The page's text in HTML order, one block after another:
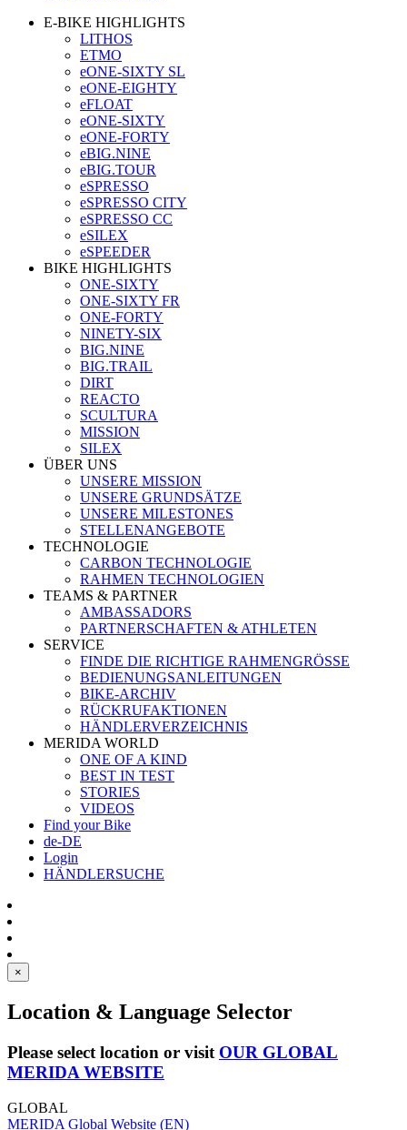
E-BIKE HIGHLIGHTS
LITHOS
ETMO
eONE-SIXTY SL
eONE-EIGHTY
eFLOAT
eONE-SIXTY
eONE-FORTY
eBIG.NINE
eBIG.TOUR
eSPRESSO
eSPRESSO CITY
eSPRESSO CC
eSILEX
eSPEEDER
BIKE HIGHLIGHTS
ONE-SIXTY
ONE-SIXTY FR
ONE-FORTY
NINETY-SIX
BIG.NINE
BIG.TRAIL
DIRT
REACTO
SCULTURA
MISSION
SILEX
ÜBER UNS
UNSERE MISSION
UNSERE GRUNDSÄTZE
UNSERE MILESTONES
STELLENANGEBOTE
TECHNOLOGIE
CARBON TECHNOLOGIE
RAHMEN TECHNOLOGIEN
TEAMS & PARTNER
AMBASSADORS
PARTNERSCHAFTEN & ATHLETEN
SERVICE
FINDE DIE RICHTIGE RAHMENGRÖSSE
BEDIENUNGSANLEITUNGEN
BIKE-ARCHIV
RÜCKRUFAKTIONEN
HÄNDLERVERZEICHNIS
MERIDA WORLD
ONE OF A KIND
BEST IN TEST
STORIES
VIDEOS
Find your Bike
de-DE
Login
HÄNDLERSUCHE
×
Location & Language Selector
Please select location or visit OUR GLOBAL
MERIDA WEBSITE
GLOBAL
MERIDA Global Website (EN)